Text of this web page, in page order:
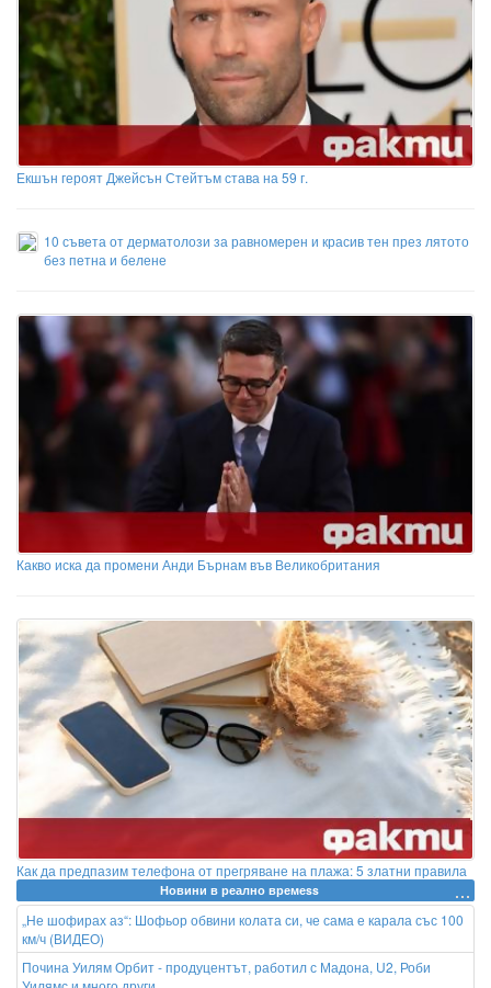
Екшън героят Джейсън Стейтъм става на 59 г.
10 съвета от дерматолози за равномерен и красив тен през лятото
без петна и белене
Какво иска да промени Анди Бърнам във Великобритания
Как да предпазим телефона от прегряване на плажа: 5 златни правила
Новини в реално времеss
„Не шофирах аз“: Шофьор обвини колата си, че сама е карала със 100
км/ч (ВИДЕО)
Почина Уилям Орбит - продуцентът, работил с Мадона, U2, Роби